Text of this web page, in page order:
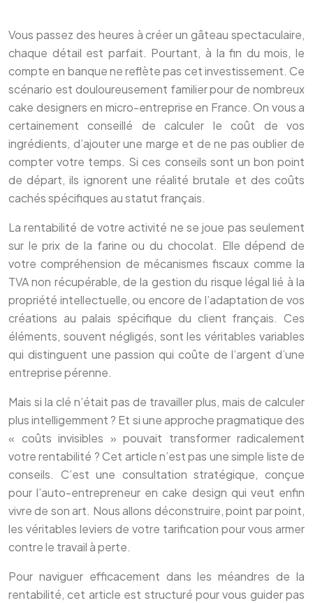
Vous passez des heures à créer un gâteau spectaculaire,
chaque détail est parfait. Pourtant, à la fin du mois, le
compte en banque ne reflète pas cet investissement. Ce
scénario est douloureusement familier pour de nombreux
cake designers en micro-entreprise en France. On vous a
certainement conseillé de calculer le coût de vos
ingrédients, d’ajouter une marge et de ne pas oublier de
compter votre temps. Si ces conseils sont un bon point
de départ, ils ignorent une réalité brutale et des coûts
cachés spécifiques au statut français.
La rentabilité de votre activité ne se joue pas seulement
sur le prix de la farine ou du chocolat. Elle dépend de
votre compréhension de mécanismes fiscaux comme la
TVA non récupérable, de la gestion du risque légal lié à la
propriété intellectuelle, ou encore de l’adaptation de vos
créations au palais spécifique du client français. Ces
éléments, souvent négligés, sont les véritables variables
qui distinguent une passion qui coûte de l’argent d’une
entreprise pérenne.
Mais si la clé n’était pas de travailler plus, mais de calculer
plus intelligemment ? Et si une approche pragmatique des
« coûts invisibles » pouvait transformer radicalement
votre rentabilité ? Cet article n’est pas une simple liste de
conseils. C’est une consultation stratégique, conçue
pour l’auto-entrepreneur en cake design qui veut enfin
vivre de son art. Nous allons déconstruire, point par point,
les véritables leviers de votre tarification pour vous armer
contre le travail à perte.
Pour naviguer efficacement dans les méandres de la
rentabilité, cet article est structuré pour vous guider pas